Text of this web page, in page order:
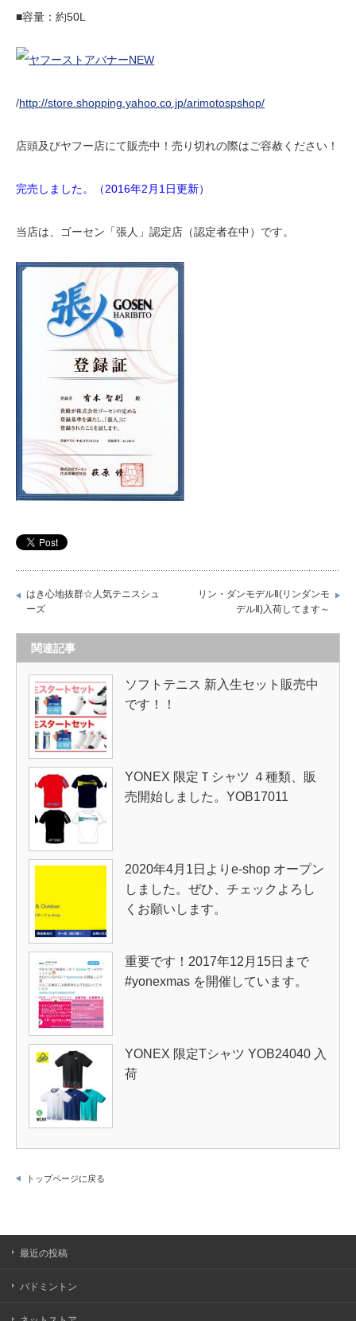
■容量：約50L
/http://store.shopping.yahoo.co.jp/arimotospshop/
店頭及びヤフー店にて販売中！売り切れの際はご容赦ください！
完売しました。（2016年2月1日更新）
当店は、ゴーセン「張人」認定店（認定者在中）です。
はき心地抜群☆人気テニスシュ
ーズ
リン・ダンモデルⅡ(リンダンモ
デルⅡ)入荷してます～
関連記事
ソフトテニス 新入生セット販売中
です！！
YONEX 限定Ｔシャツ ４種類、販
売開始しました。YOB17011
2020年4月1日よりe-shop オープン
しました。ぜひ、チェックよろし
くお願いします。
重要です！2017年12月15日まで
#yonexmas を開催しています。
YONEX 限定Tシャツ YOB24040 入
荷
トップページに戻る
最近の投稿
バドミントン